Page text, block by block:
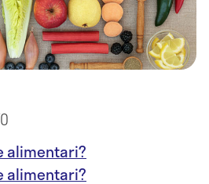
alimentari?
alimentari?